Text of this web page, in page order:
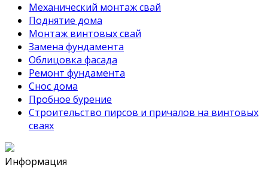
Механический монтаж свай
Поднятие дома
Монтаж винтовых свай
Замена фундамента
Облицовка фасада
Ремонт фундамента
Снос дома
Пробное бурение
Строительство пирсов и причалов на винтовых
сваях
Информация